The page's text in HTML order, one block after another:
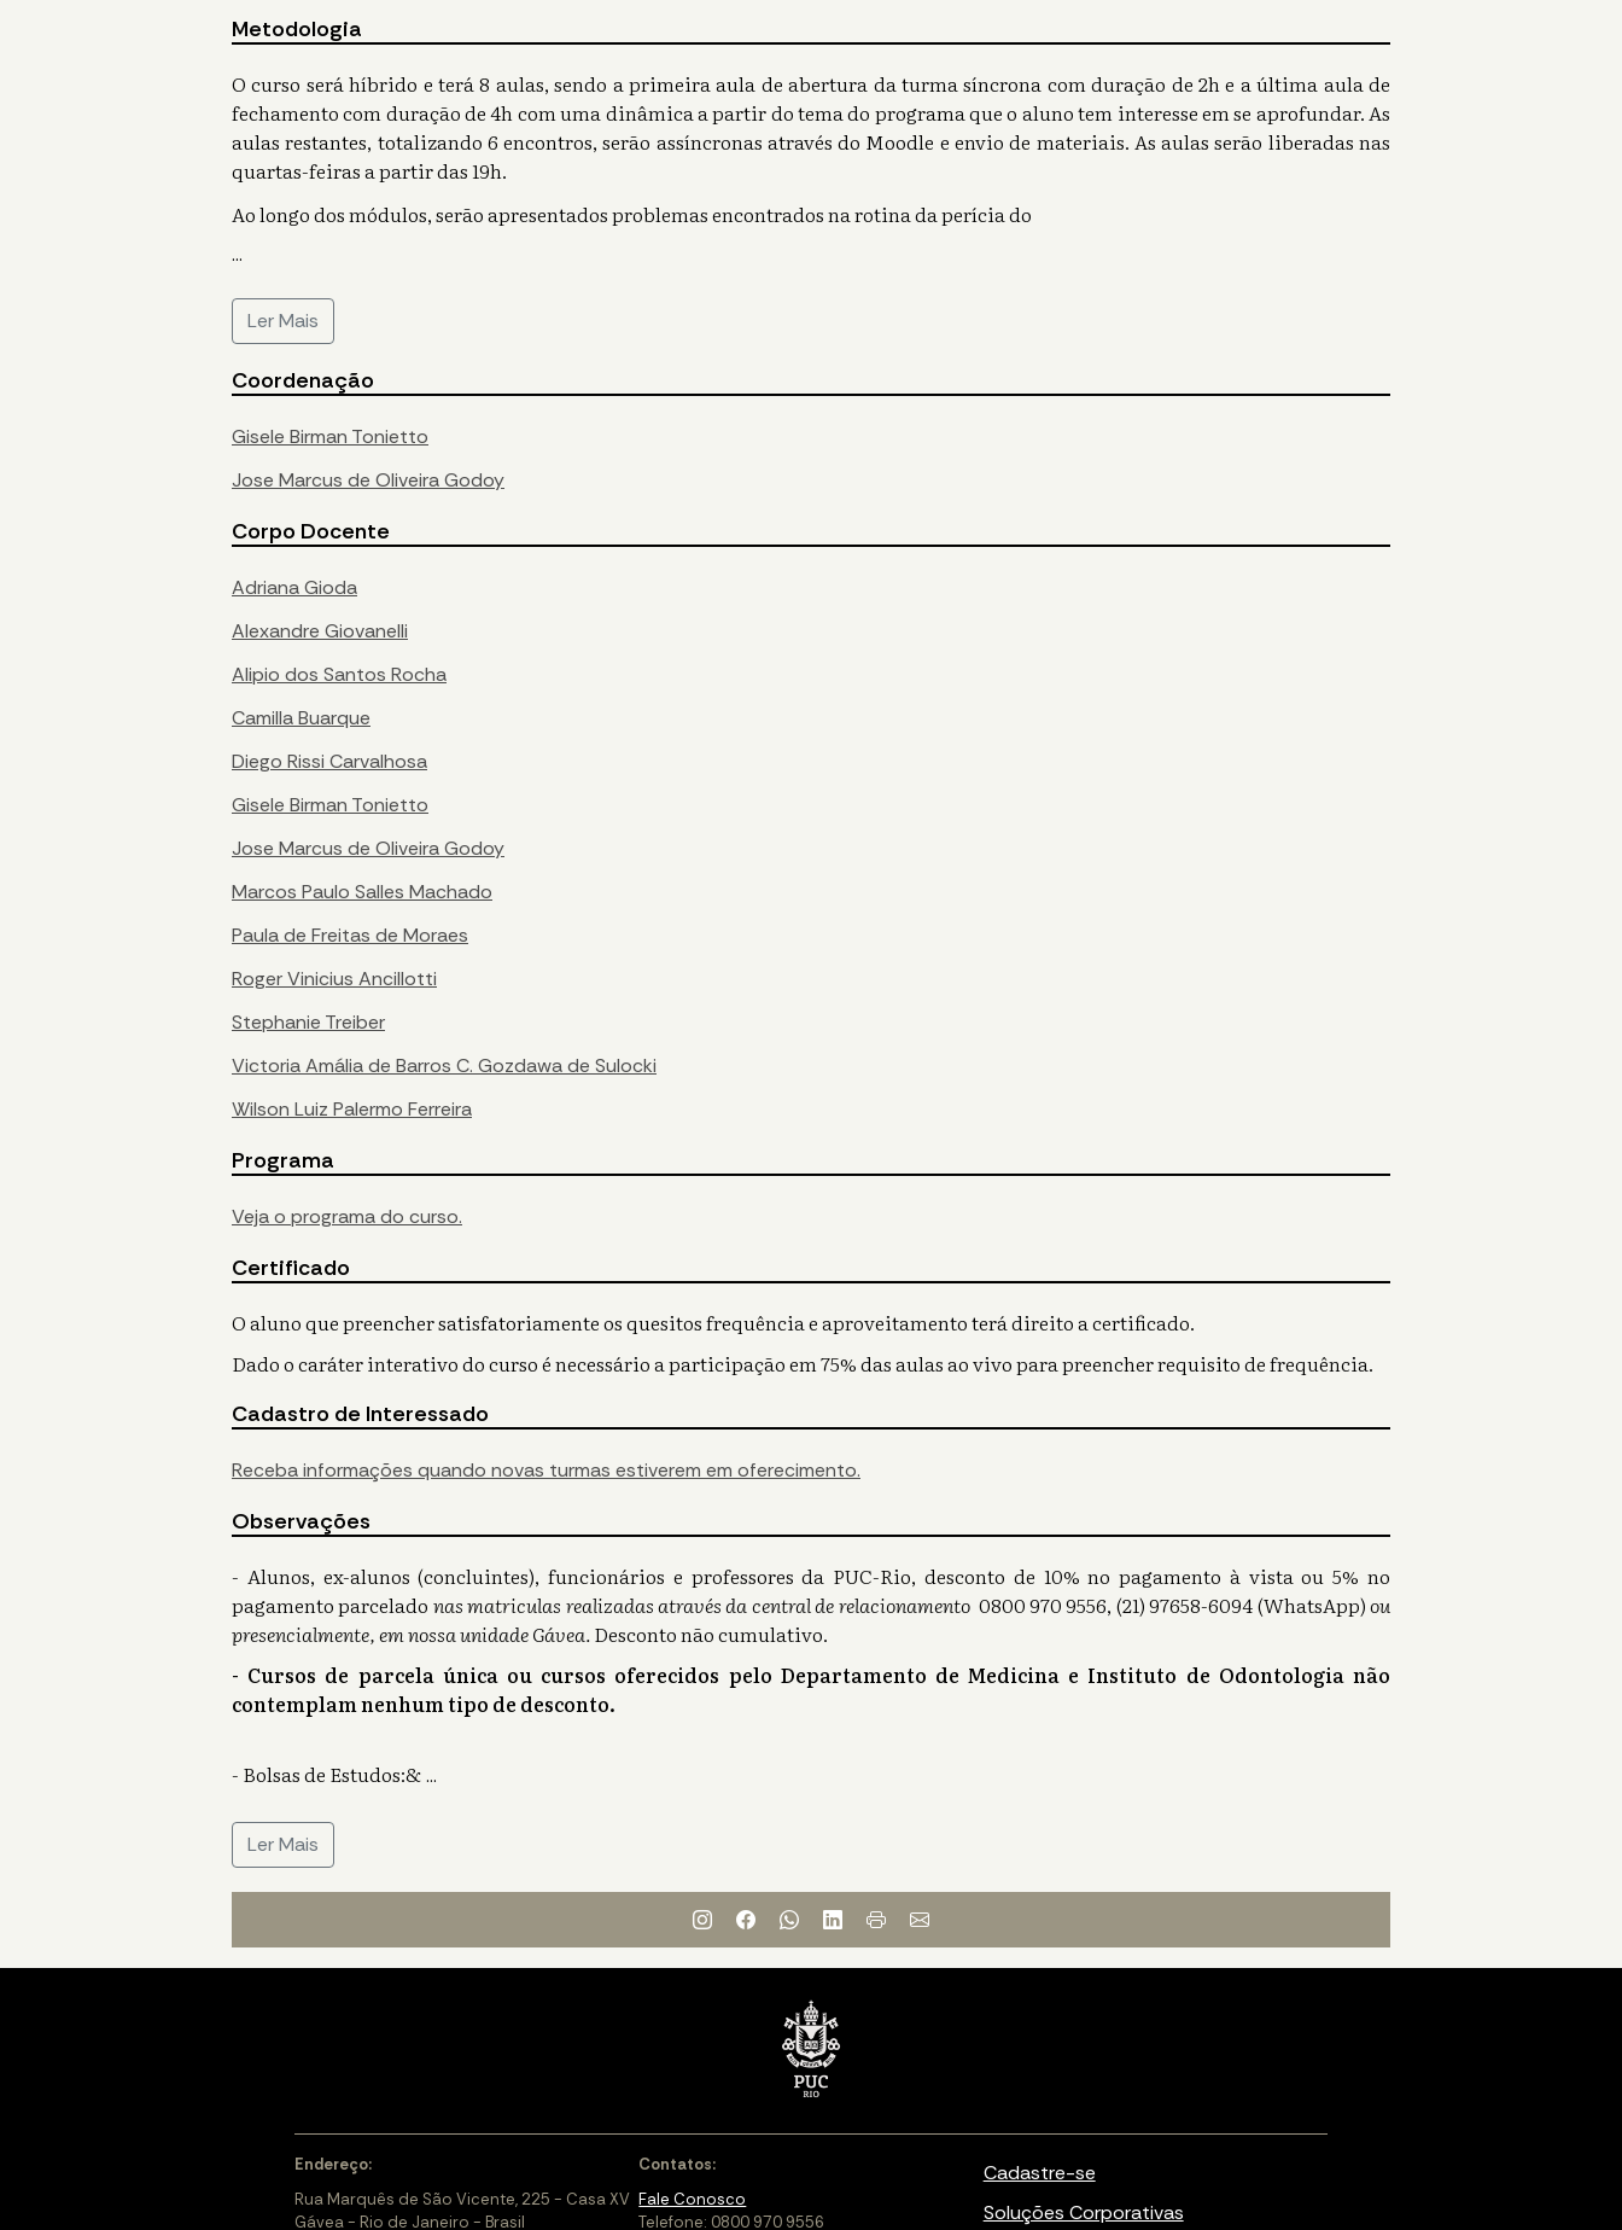
Metodologia
O curso será híbrido e terá 8 aulas, sendo a primeira aula de abertura da turma síncrona com duração de 2h e a última aula de
fechamento com duração de 4h com uma dinâmica a partir do tema do programa que o aluno tem interesse em se aprofundar. As
aulas restantes, totalizando 6 encontros, serão assíncronas através do Moodle e envio de materiais. As aulas serão liberadas nas
quartas-feiras a partir das 19h.
Ao longo dos módulos, serão apresentados problemas encontrados na rotina da perícia do
...
Ler Mais
Coordenação
Gisele Birman Tonietto
Jose Marcus de Oliveira Godoy
Corpo Docente
Adriana Gioda
Alexandre Giovanelli
Alipio dos Santos Rocha
Camilla Buarque
Diego Rissi Carvalhosa
Gisele Birman Tonietto
Jose Marcus de Oliveira Godoy
Marcos Paulo Salles Machado
Paula de Freitas de Moraes
Roger Vinicius Ancillotti
Stephanie Treiber
Victoria Amália de Barros C. Gozdawa de Sulocki
Wilson Luiz Palermo Ferreira
Programa
Veja o programa do curso.
Certificado
O aluno que preencher satisfatoriamente os quesitos frequência e aproveitamento terá direito a certificado.
Dado o caráter interativo do curso é necessário a participação em 75% das aulas ao vivo para preencher requisito de frequência.
Cadastro de Interessado
Receba informações quando novas turmas estiverem em oferecimento.
Observações
- Alunos, ex-alunos (concluintes), funcionários e professores da PUC-Rio, desconto de 10% no pagamento à vista ou 5% no
pagamento parcelado nas matriculas realizadas através da central de relacionamento0800 970 9556, (21) 97658-6094 (WhatsApp)ou
presencialmente, em nossa unidade Gávea.Desconto não cumulativo.
- Cursos de parcela única ou cursos oferecidos pelo Departamento de Medicina e Instituto de Odontologia não
contemplam nenhum tipo de desconto.
- Bolsas de Estudos:&...
Ler Mais
Endereço:
Rua Marquês de São Vicente, 225 - Casa XV
Gávea - Rio de Janeiro - Brasil
Contatos:
Fale Conosco
Telefone: 0800 970 9556
Cadastre-se
Soluções Corporativas